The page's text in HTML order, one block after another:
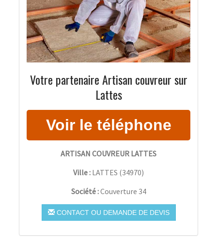
Votre partenaire Artisan couvreur sur
Lattes
ARTISAN COUVREUR LATTES
Ville : LATTES (34970)
Société :Couverture 34
CONTACT OU DEMANDE DE DEVIS